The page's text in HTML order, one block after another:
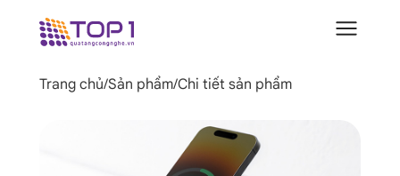
Trang chủ/Sản phẩm/Chi tiết sản phẩm